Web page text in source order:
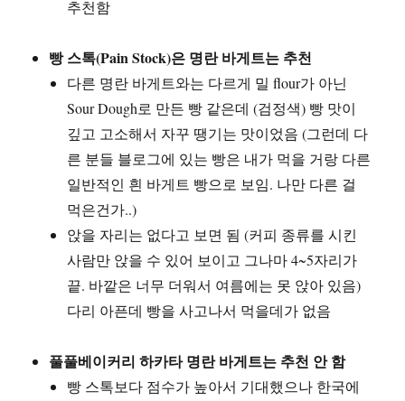
추천함
빵 스톡(Pain Stock)은 명란 바게트는 추천
다른 명란 바게트와는 다르게 밀 flour가 아닌
Sour Dough로 만든 빵 같은데 (검정색) 빵 맛이
깊고 고소해서 자꾸 땡기는 맛이었음 (그런데 다
른 분들 블로그에 있는 빵은 내가 먹을 거랑 다른
일반적인 흰 바게트 빵으로 보임. 나만 다른 걸
먹은건가..)
앉을 자리는 없다고 보면 됨 (커피 종류를 시킨
사람만 앉을 수 있어 보이고 그나마 4~5자리가
끝. 바깥은 너무 더워서 여름에는 못 앉아 있음)
다리 아픈데 빵을 사고나서 먹을데가 없음
풀풀베이커리 하카타 명란 바게트는 추천 안 함
빵 스톡보다 점수가 높아서 기대했으나 한국에